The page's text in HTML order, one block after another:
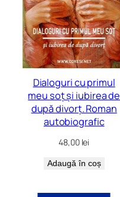
Dialoguri cu primul
meu soț și iubirea de
după divorț. Roman
autobiografic
48,00 lei
Adaugă în coș